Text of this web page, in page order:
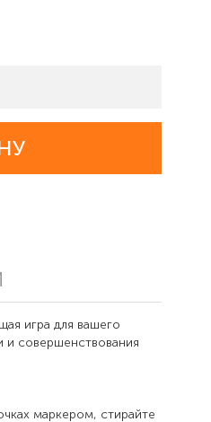
игра для вашего
и совершенствования
маркером, стирайте